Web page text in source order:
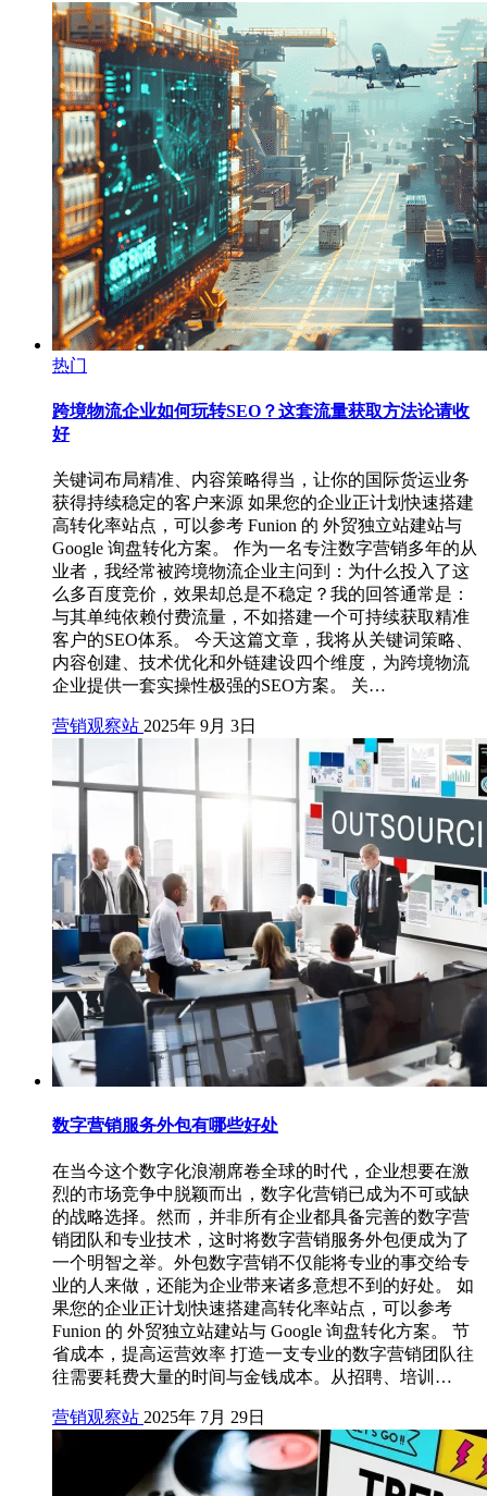
热门
跨境物流企业如何玩转SEO？这套流量获取方法论请收
好
关键词布局精准、内容策略得当，让你的国际货运业务
获得持续稳定的客户来源 如果您的企业正计划快速搭建
高转化率站点，可以参考 Funion 的 外贸独立站建站与
Google 询盘转化方案。 作为一名专注数字营销多年的从
业者，我经常被跨境物流企业主问到：为什么投入了这
么多百度竞价，效果却总是不稳定？我的回答通常是：
与其单纯依赖付费流量，不如搭建一个可持续获取精准
客户的SEO体系。 今天这篇文章，我将从关键词策略、
内容创建、技术优化和外链建设四个维度，为跨境物流
企业提供一套实操性极强的SEO方案。 关…
营销观察站 2025年 9月 3日
数字营销服务外包有哪些好处
在当今这个数字化浪潮席卷全球的时代，企业想要在激
烈的市场竞争中脱颖而出，数字化营销已成为不可或缺
的战略选择。然而，并非所有企业都具备完善的数字营
销团队和专业技术，这时将数字营销服务外包便成为了
一个明智之举。外包数字营销不仅能将专业的事交给专
业的人来做，还能为企业带来诸多意想不到的好处。 如
果您的企业正计划快速搭建高转化率站点，可以参考
Funion 的 外贸独立站建站与 Google 询盘转化方案。 节
省成本，提高运营效率 打造一支专业的数字营销团队往
往需要耗费大量的时间与金钱成本。从招聘、培训…
营销观察站 2025年 7月 29日